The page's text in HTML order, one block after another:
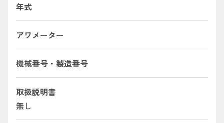
年式
アワメーター
機械番号・製造番号
取扱説明書
無し